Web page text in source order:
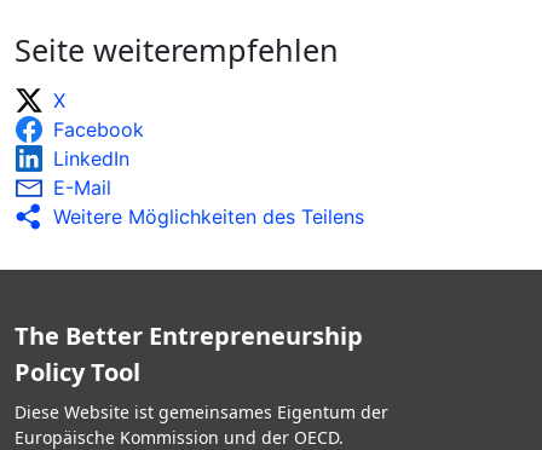
Seite weiterempfehlen
X
Facebook
LinkedIn
E-Mail
Weitere Möglichkeiten des Teilens
The Better Entrepreneurship
Policy Tool
Diese Website ist gemeinsames Eigentum der
Europäische Kommission und der OECD.